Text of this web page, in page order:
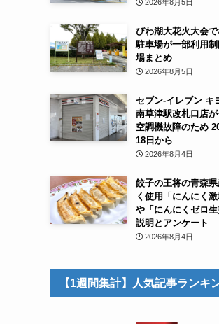
2026年8月5日
びわ湖大花火大会
駐車場が一部利用
場まとめ
2026年8月5日
セブン-イレブン キ
南草津駅改札口店
空調機故障のため
18日から
2026年8月4日
餃子の王将の青森
く使用「にんにく激
や「にんにくゼロ
説明とアンケート
2026年8月4日
【1週間集計】人気記事ランキ